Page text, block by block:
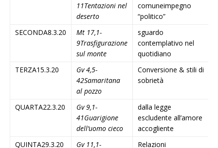
11Tentazioni nel
deserto
comuneimpegno
“politico”
SECONDA8.3.20
Mt 17,1-
9Trasfigurazione
sul monte
sguardo
contemplativo nel
quotidiano
TERZA15.3.20
Gv 4,5-
42Samaritana
al pozzo
Conversione & stili di
sobrietà
QUARTA22.3.20
Gv 9,1-
41Guarigione
dell’uomo cieco
dalla legge
escludente all’amore
accogliente
QUINTA29.3.20
Gv 11,1-
Relazioni